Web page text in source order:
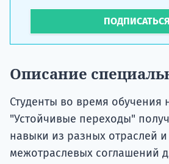
ПОДПИСАТЬСЯ
Описание
Студенты во время обучения
"Устойчивые переходы"
навыки из разных отраслей
межотраслевых соглашений